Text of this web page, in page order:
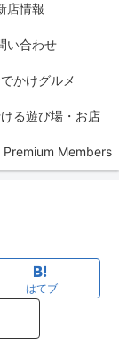
店情報
い合わせ
かけグルメ
る遊び場・お店
Members
はてブ